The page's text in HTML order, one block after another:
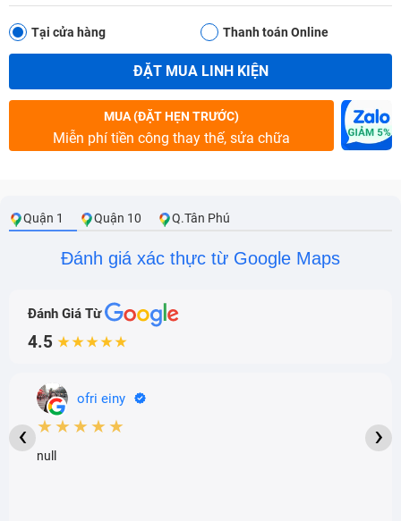
Tại cửa hàng Thanh toán Online
ĐẶT MUA LINH KIỆN
MUA (ĐẶT HẸN TRƯỚC)
Miễn phí tiền công thay thế, sửa chữa
Quận 1 Quận 10 Q.Tân Phú
Đánh giá xác thực từ Google Maps
Đánh Giá Từ
4.5 ★★★★★
ofri einy
★★★★★
null
‹ ›